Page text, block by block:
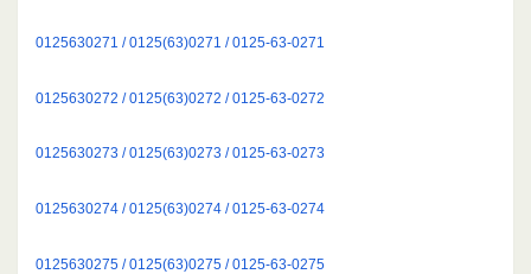
0125630271 / 0125(63)0271 / 0125-63-0271
0125630272 / 0125(63)0272 / 0125-63-0272
0125630273 / 0125(63)0273 / 0125-63-0273
0125630274 / 0125(63)0274 / 0125-63-0274
0125630275 / 0125(63)0275 / 0125-63-0275